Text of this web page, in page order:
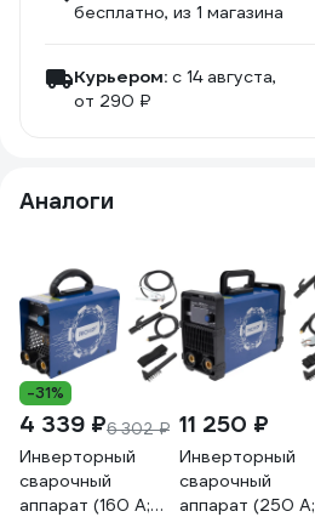
бесплатно, из 1 магазина
Курьером: c 14 августа,
от 290 ₽
Аналоги
-31%
4 339 ₽6 302 ₽
Инверторный
сварочный
аппарат (160 А;
11 250 ₽
Инверторный
сварочный
аппарат (250 А;